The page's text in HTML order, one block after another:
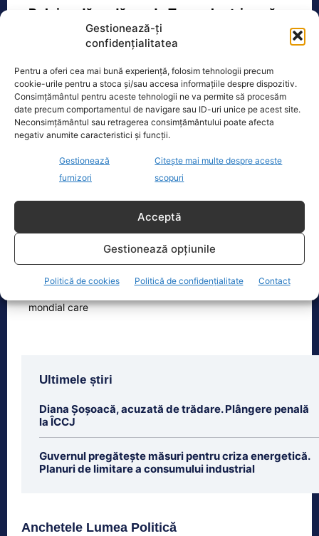
Gestionează-ți
confidențialitatea
Pentru a oferi cea mai bună experiență, folosim tehnologii precum
cookie-urile pentru a stoca și/sau accesa informațiile despre dispozitiv.
Consimțământul pentru aceste tehnologii ne va permite să procesăm
date precum comportamentul de navigare sau ID-uri unice pe acest site.
Neconsimțământul sau retragerea consimțământului poate afecta
negativ anumite caracteristici și funcții.
Gestionează
furnizori
Citește mai multe despre aceste
scopuri
Acceptă
Gestionează opțiunile
Politică de cookies Politică de confidențialitate Contact
Bolojan dă undă verde Transelectrica să
taie curentul companiilor, în contextul…
Ilie Bolojan a transmis astăzi că va da
curentul companiilor, în contextul
actualei crize energetice[...]
Oficiul de Știri
Petrică Paraschiv, primul român care a
cucerit un titlu mondial la box
atenției după[...]
Ultimele știri
Diana Șoșoacă, acuzată de trădare. Plângere penală
la ÎCCJ
Guvernul pregătește măsuri pentru criza energetică.
Planuri de limitare a consumului industrial
Anchetele Lumea Politică